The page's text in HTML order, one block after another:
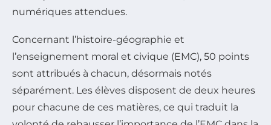
numériques attendues.
Concernant l’histoire-géographie et
l’enseignement moral et civique (EMC), 50 points
sont attribués à chacun, désormais notés
séparément. Les élèves disposent de deux heures
pour chacune de ces matières, ce qui traduit la